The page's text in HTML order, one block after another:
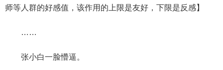
师等人群的好感值，该作用的上限是友好，下限是反感】
……
张小白一脸懵逼。